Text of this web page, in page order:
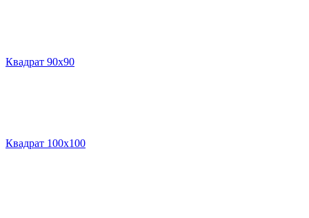
Квадрат 90х90
Квадрат 100х100